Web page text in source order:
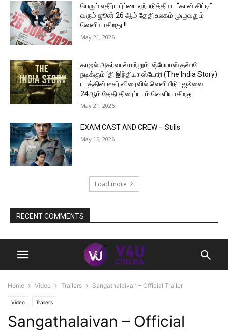
பெரும் எதிர்பார்ப்பை ஏற்படுத்திய “கான் சிட்டி”
வரும் ஜூன் 26 ஆம் தேதி உலகம் முழுவதும்
வெளியாகிறது !!
May 21, 2026
காஜல் அகர்வால் மற்றும் ஷ்ரேயாஸ் தல்படே
நடிக்கும் ‘தி இந்தியா ஸ்டோரி (The India Story)
படத்தின் டீசர் விரைவில் வெளியீடு : ஜூலை
24ஆம் தேதி திரைப்படம் வெளியாகிறது
May 21, 2026
EXAM CAST AND CREW – Stills
May 16, 2026
Load more
RECENT COMMENTS